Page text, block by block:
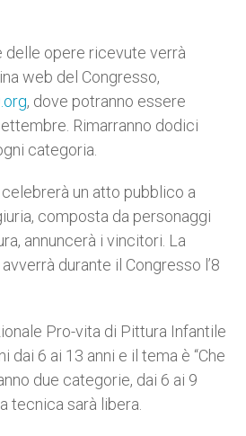
delle opere ricevute verrà
web del Congresso,
, dove potranno essere
Rimarranno dodici
categoria.
un atto pubblico a
composta da personaggi
annuncerà i vincitori. La
durante il Congresso l’8
Pro-vita di Pittura Infantile
dai 6 ai 13 anni e il tema è “Che
due categorie, dai 6 ai 9
tecnica sarà libera.